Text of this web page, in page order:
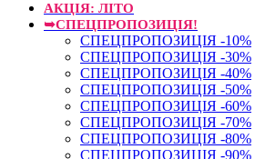
АКЦІЯ: ЛІТО
➥СПЕЦПРОПОЗИЦІЯ!
СПЕЦПРОПОЗИЦІЯ -10%
СПЕЦПРОПОЗИЦІЯ -30%
СПЕЦПРОПОЗИЦІЯ -40%
СПЕЦПРОПОЗИЦІЯ -50%
СПЕЦПРОПОЗИЦІЯ -60%
СПЕЦПРОПОЗИЦІЯ -70%
СПЕЦПРОПОЗИЦІЯ -80%
СПЕЦПРОПОЗИЦІЯ -90%